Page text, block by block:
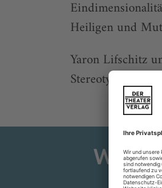
Heiligen und
Yaron Lifschitz
Stereotypen